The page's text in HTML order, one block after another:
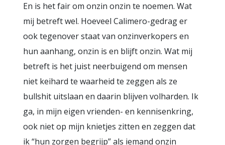
En is het fair om onzin onzin te noemen. Wat
mij betreft wel. Hoeveel Calimero-gedrag er
ook tegenover staat van onzinverkopers en
hun aanhang, onzin is en blijft onzin. Wat mij
betreft is het juist neerbuigend om mensen
niet keihard te waarheid te zeggen als ze
bullshit uitslaan en daarin blijven volharden. Ik
ga, in mijn eigen vrienden- en kennisenkring,
ook niet op mijn knietjes zitten en zeggen dat
ik “hun zorgen begrijp” als iemand onzin